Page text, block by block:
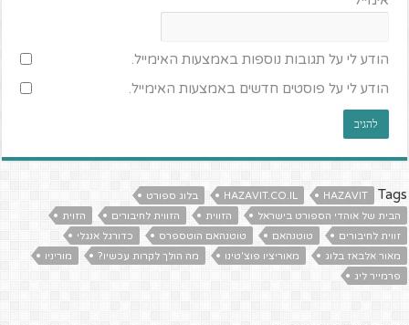
הודע לי על תגובות נוספות באמצעות האימייל.
הודע לי על פוסטים חדשים באמצעות האימייל.
Tags
HAZAVIT
HAZAVIT.CO.IL
בלוג ספורט
הבית של אוהדי הספורט בישראל
הזווית הזווית לחיבורים
הזוית
זווית לחיבורים
טוטנהאם טוטנהאם הוטספרס
כדורגל אנגלי
מאור אלבאז בלוג
מאוריציו פוצ'טינו מה הולך לקרות עכשיו?
מוריניו
פרמייר ליג